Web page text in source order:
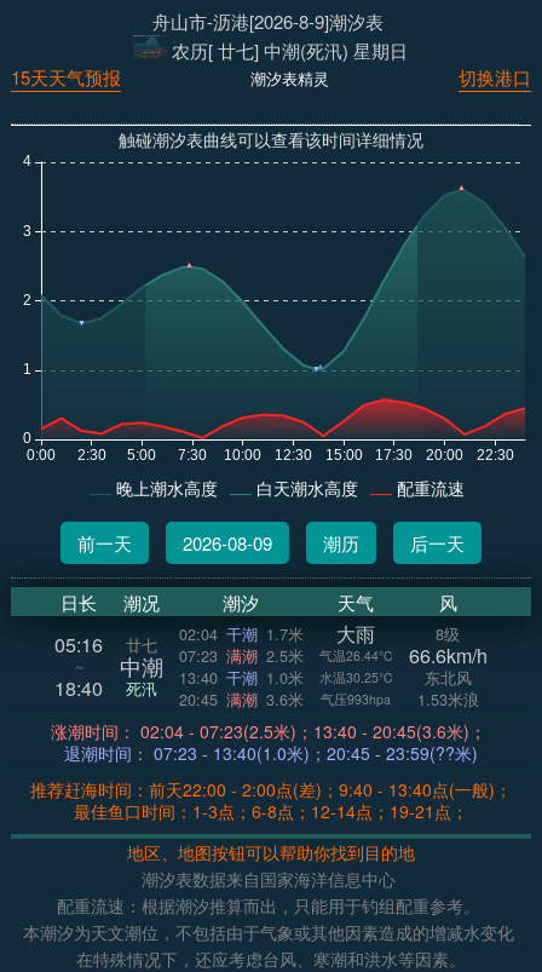
舟山市-沥港[2026-8-9]潮汐表
农历[ 廿七] 中潮(死汛) 星期日
切换港口
潮汐表精灵
15天天气预报
触碰潮汐表曲线可以查看该时间详细情况
晚上潮水高度 白天潮水高度 配重流速
前一天 2026-08-09 潮历 后一天
日长 潮况 潮汐 天气 风
05:16
~
18:40
廿七
中潮
死汛
02:04 干潮 1.7米
07:23 满潮 2.5米
13:40 干潮 1.0米
20:45 满潮 3.6米
大雨
气温26.44°C
水温30.25°C
气压993hpa
8级
66.6km/h
东北风
1.53米浪
涨潮时间： 02:04 - 07:23(2.5米)；13:40 - 20:45(3.6米)；
退潮时间： 07:23 - 13:40(1.0米)；20:45 - 23:59(??米)
推荐赶海时间：前天22:00 - 2:00点(差)；9:40 - 13:40点(一般)；
最佳鱼口时间：1-3点；6-8点；12-14点；19-21点；
地区、地图按钮可以帮助你找到目的地
潮汐表数据来自国家海洋信息中心
配重流速：根据潮汐推算而出，只能用于钓组配重参考。
本潮汐为天文潮位，不包括由于气象或其他因素造成的增减水变化
在特殊情况下，还应考虑台风、寒潮和洪水等因素。